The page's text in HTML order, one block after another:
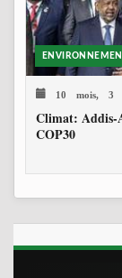
10 mois, 3
Climat: Addis-
COP30